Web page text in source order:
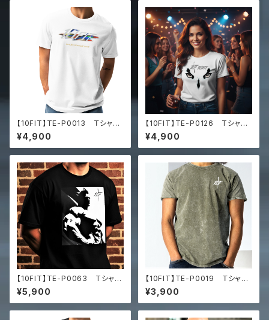
【10FIT】TE-P0013 Ｔシャ
ツ トレーニング 筋トレ Uni
sex staple eco t-shirt
¥4,900
【10FIT】TE-P0126 Tシャ
ツ 筋トレ トレーニング
白 Men’s premium heavy
weight tee
¥4,900
【10FIT】TE-P0063 Tシャ
ツ トレーニング 筋トレ ユ
ニセックス ビッグシルエット Tシ
ャツ Unisex oversized t-s
¥5,900
【10FIT】TE-P0019 Ｔシャ
ツ Denim T-Shirt
¥3,900